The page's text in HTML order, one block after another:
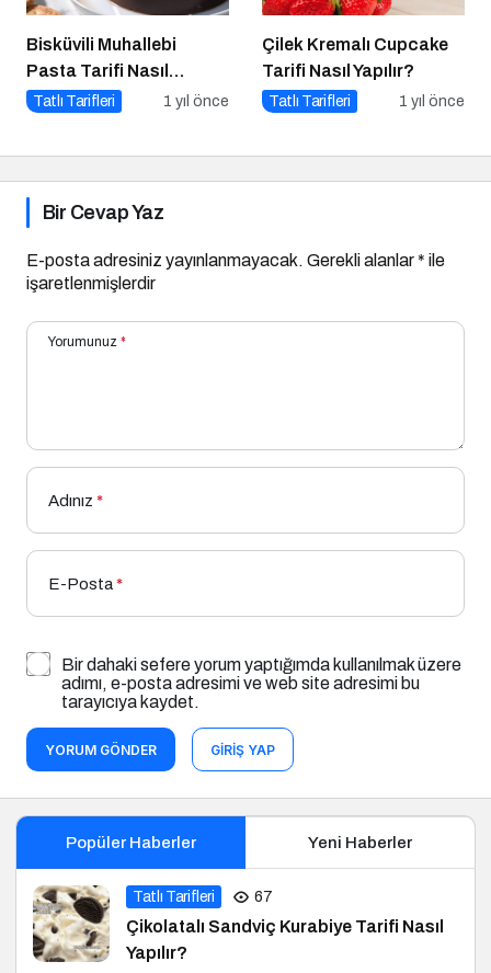
Bisküvili Muhallebi
Pasta Tarifi Nasıl
Yapılır?
Tatlı Tarifleri 1 yıl önce
Çilek Kremalı Cupcake
Tarifi Nasıl Yapılır?
Tatlı Tarifleri 1 yıl önce
Bir Cevap Yaz
E-posta adresiniz yayınlanmayacak. Gerekli alanlar* ile
işaretlenmişlerdir
Yorumunuz *
Adınız *
E-Posta*
Bir dahaki sefere yorum yaptığımda kullanılmak üzere
adımı, e-posta adresimi ve web site adresimi bu
tarayıcıya kaydet.
YORUM GÖNDER GIRIŞ YAP
Popüler Haberler Yeni Haberler
Tatlı Tarifleri 67
Çikolatalı Sandviç Kurabiye Tarifi Nasıl
Yapılır?